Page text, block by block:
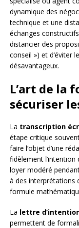
dynamique des
technique et une
échanges
distancier des
conseil ») et d’éviter
désavantageux.
L’art de la
sécuriser
La transcription
étape critique
faire l’objet d’une
fidèlement l’intention
loyer modéré
à des interprétations
formule
La lettre
permettent de